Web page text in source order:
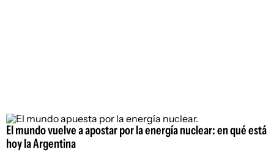
El mundo vuelve a apostar por la energía nuclear: en qué está
hoy la Argentina